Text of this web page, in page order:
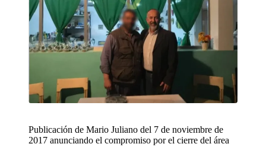
Publicación de Mario Juliano del 7 de noviembre de
2017 anunciando el compromiso por el cierre del área